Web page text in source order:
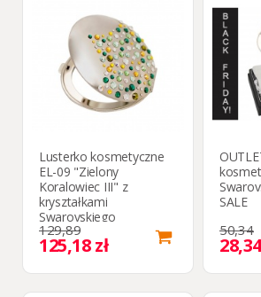
Lusterko kosmetyczne
EL-09 "Zielony
Koralowiec III" z
kryształkami
Swarovskiego
129,89
125,18 zł
SALE
50,34